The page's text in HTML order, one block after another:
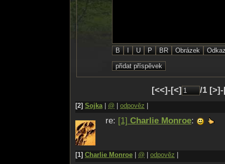
[<<]-[<] /1
[2] Sojka| @ odpověz
re: [1] Charlie Monroe:
[1] Charlie Monroe @ odpověz